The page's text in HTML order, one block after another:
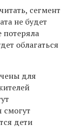
сегмент
не будет
потеряла
облагаться
для
смогут
дети